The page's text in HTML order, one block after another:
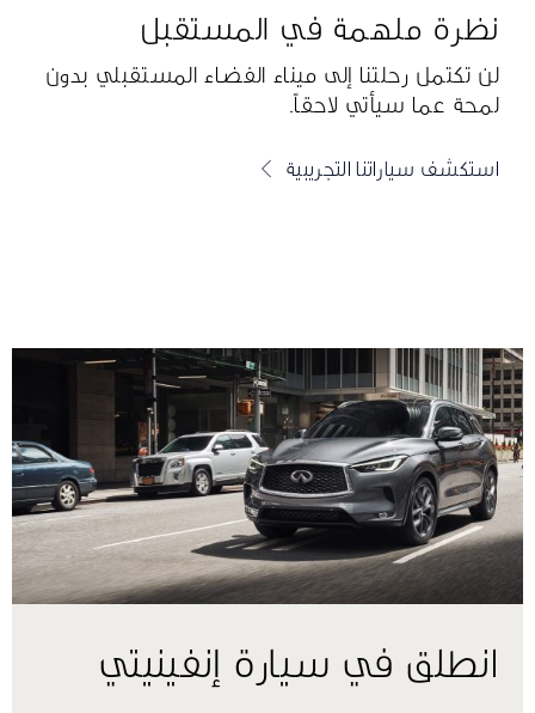
نظرة ملهمة في المستقبل
لن تكتمل رحلتنا إلى ميناء الفضاء المستقبلي بدون
لمحة عما سيأتي لاحقاً.
استكشف سياراتنا التجريبية
انطلق في سيارة إنفينيتي